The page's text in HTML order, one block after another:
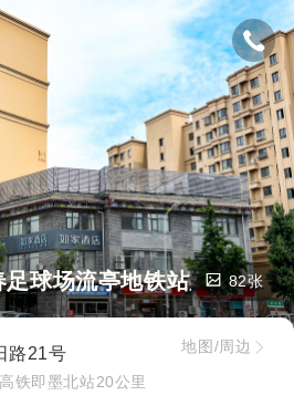
足球场流亭地铁站店 82张
路21号
铁即墨北站20公里
地图/周边